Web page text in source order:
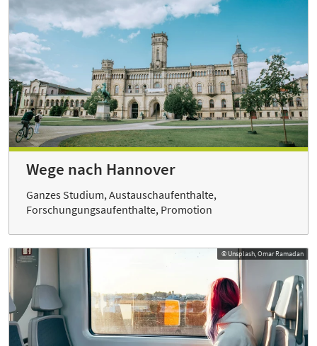
Wege nach Hannover
Ganzes Studium, Austauschaufenthalte,
Forschungungsaufenthalte, Promotion
© Unsplash, Omar Ramadan